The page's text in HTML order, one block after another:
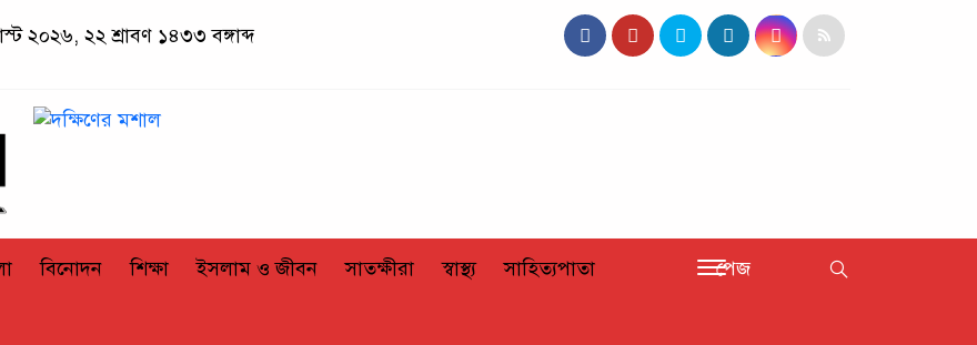
২০২৬, ২২ শ্রাবণ ১৪৩৩ বঙ্গাব্দ
বিনোদন শিক্ষা ইসলাম ও জীবন সাতক্ষীরা স্বাস্থ্য সাহিত্যপাতা পেজ